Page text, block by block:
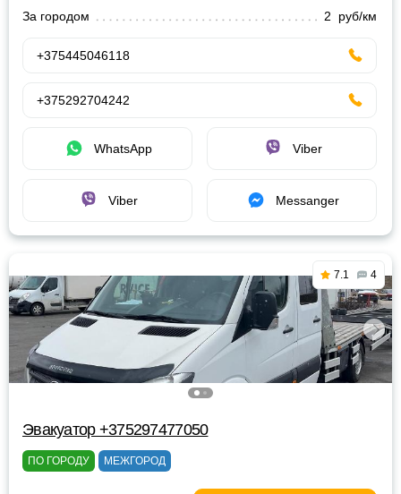
За городом
2 руб/км
+375445046118
+375292704242
WhatsApp Viber
Viber Messanger
7.1 4
Эвакуатор +375297477050
ПО ГОРОДУ МЕЖГОРОД